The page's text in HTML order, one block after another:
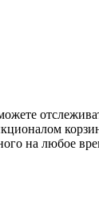
на любое